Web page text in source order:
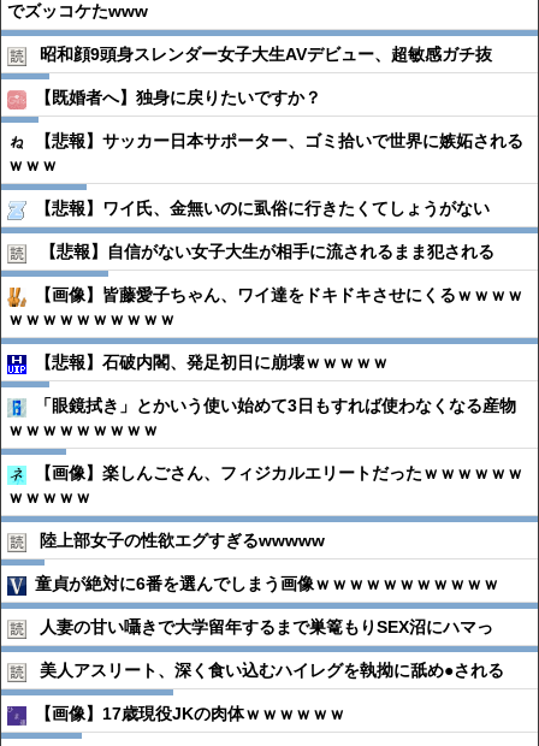
でズッコケたwww
昭和顔9頭身スレンダー女子大生AVデビュー、超敏感ガチ抜
【既婚者へ】独身に戻りたいですか？
【悲報】サッカー日本サポーター、ゴミ拾いで世界に嫉妬される
ｗｗｗ
【悲報】ワイ氏、金無いのに虱俗に行きたくてしょうがない
【悲報】自信がない女子大生が相手に流されるまま犯される
【画像】皆藤愛子ちゃん、ワイ達をドキドキさせにくるｗｗｗｗ
ｗｗｗｗｗｗｗｗｗｗ
【悲報】石破内閣、発足初日に崩壊ｗｗｗｗｗ
「眼鏡拭き」とかいう使い始めて3日もすれば使わなくなる産物
ｗｗｗｗｗｗｗｗｗ
【画像】楽しんごさん、フィジカルエリートだったｗｗｗｗｗｗ
ｗｗｗｗｗ
陸上部女子の性欲エグすぎるwwwww
童貞が絶対に6番を選んでしまう画像ｗｗｗｗｗｗｗｗｗｗｗ
人妻の甘い囁きで大学留年するまで巣篭もりSEX沼にハマっ
美人アスリート、深く食い込むハイレグを執拗に舐め●︎される
【画像】17歳現役JKの肉体ｗｗｗｗｗｗ